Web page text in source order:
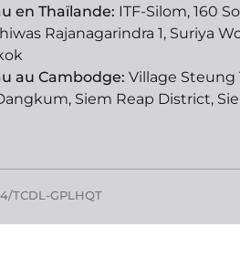
en Thaïlande: ITF-Silom, 160
Rajanagarindra 1, Suriya
au Cambodge: Village Steung
Siem Reap District,
TCDL-GPLHQT